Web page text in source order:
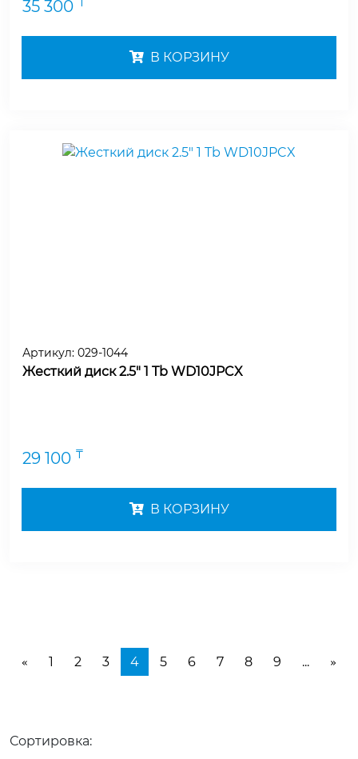
Сортировка:
35 300
В КОРЗИНУ
Артикул: 029-1044
Жесткий диск 2.5" 1 Tb WD10JPCX
29 100 ₸
В КОРЗИНУ
« 1 2 3 4 5 6 7 8 9 ... »